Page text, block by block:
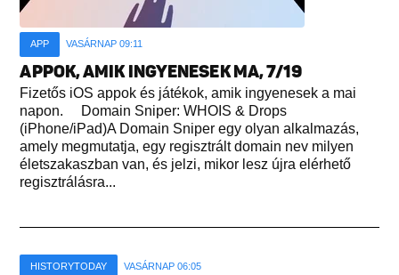
APP VASÁRNAP 09:11
APPOK, AMIK INGYENESEK MA, 7/19
Fizetős iOS appok és játékok, amik ingyenesek a mai
napon. Domain Sniper: WHOIS & Drops
(iPhone/iPad)A Domain Sniper egy olyan alkalmazás,
amely megmutatja, egy regisztrált domain nev milyen
életszakaszban van, és jelzi, mikor lesz újra elérhető
regisztrálásra...
HISTORYTODAY VASÁRNAP 06:05